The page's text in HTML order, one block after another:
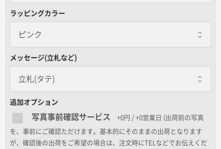
よくあるご質問
名入れグループサイト
ラッピングカラー
ピンク
メッセージ(立札など)
立札(タテ)
追加オプション
写真事前確認サービス +0円 / +0営業日 (出荷前の写真
を、事前にご確認ただけます。基本的にそのままの出荷となります
が、確認後の出荷をご希望の場合は、注文時にTELなどでお伝えくだ